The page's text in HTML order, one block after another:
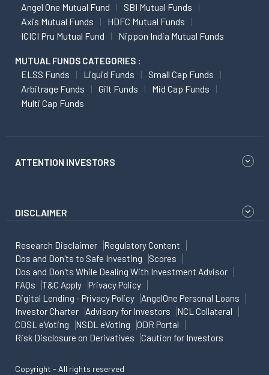
Angel One Mutual Fund
SBI Mutual Funds
Axis Mutual Funds
HDFC Mutual Funds
ICICI Pru Mutual Fund
Nippon India Mutual Funds
MUTUAL FUNDS CATEGORIES :
ELSS Funds Liquid Funds
Small Cap Funds
Arbitrage Funds
Gilt Funds
Mid Cap Funds
Multi Cap Funds
ATTENTION INVESTORS
DISCLAIMER
Research Disclaimer
Regulatory Content
Dos and Don'ts to Safe Investing
Scores
Dos and Don'ts While Dealing With Investment Advisor
FAQs
T&C Apply
Privacy Policy
Digital Lending - Privacy Policy
AngelOne Personal Loans
Investor Charter
Advisory for Investors
NCL Collateral
CDSL eVoting
NSDL eVoting
ODR Portal
Risk Disclosure on Derivatives
Caution for Investors
Copyright - All rights reserved